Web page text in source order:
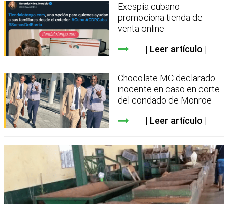
Exespía cubano
promociona tienda de
venta online
Leer artículo
Chocolate MC declarado
inocente en caso en corte
del condado de Monroe
Leer artículo